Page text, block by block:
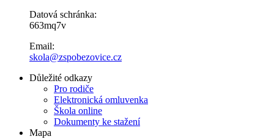
Datová schránka:
663mq7v
Email:
skola@zspobezovice.cz
Důležité odkazy
Pro rodiče
Elektronická omluvenka
Škola online
Dokumenty ke stažení
Mapa